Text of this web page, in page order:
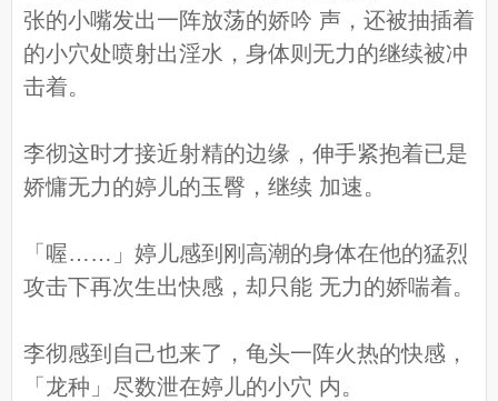
张的小嘴发出一阵放荡的娇吟 声，还被抽插着
的小穴处喷射出淫水，身体则无力的继续被冲
击着。
李彻这时才接近射精的边缘，伸手紧抱着已是
娇慵无力的婷儿的玉臀，继续 加速。
「喔……」婷儿感到刚高潮的身体在他的猛烈
攻击下再次生出快感，却只能 无力的娇喘着。
李彻感到自己也来了，龟头一阵火热的快感，
「龙种」尽数泄在婷儿的小穴 内。